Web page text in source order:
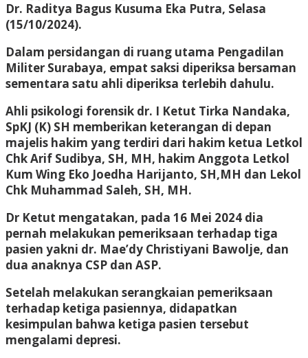
Dr. Raditya Bagus Kusuma Eka Putra, Selasa
(15/10/2024).
Dalam persidangan di ruang utama Pengadilan
Militer Surabaya, empat saksi diperiksa bersaman
sementara satu ahli diperiksa terlebih dahulu.
Ahli psikologi forensik dr. I Ketut Tirka Nandaka,
SpKJ (K) SH memberikan keterangan di depan
majelis hakim yang terdiri dari hakim ketua Letkol
Chk Arif Sudibya, SH, MH, hakim Anggota Letkol
Kum Wing Eko Joedha Harijanto, SH,MH dan Lekol
Chk Muhammad Saleh, SH, MH.
Dr Ketut mengatakan, pada 16 Mei 2024 dia
pernah melakukan pemeriksaan terhadap tiga
pasien yakni dr. Mae’dy Christiyani Bawolje, dan
dua anaknya CSP dan ASP.
Setelah melakukan serangkaian pemeriksaan
terhadap ketiga pasiennya, didapatkan
kesimpulan bahwa ketiga pasien tersebut
mengalami depresi.